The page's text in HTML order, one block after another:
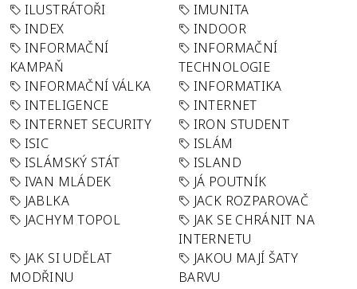
ILUSTRÁTOŘI
IMUNITA
INDEX
INDOOR
INFORMAČNÍ
KAMPAŇ
INFORMAČNÍ
TECHNOLOGIE
INFORMAČNÍ VÁLKA
INFORMATIKA
INTELIGENCE
INTERNET
INTERNET SECURITY
IRON STUDENT
ISIC
ISLÁM
ISLÁMSKÝ STÁT
ISLAND
IVAN MLÁDEK
JÁ POUTNÍK
JABLKA
JACK ROZPAROVAČ
JACHYM TOPOL
JAK SE CHRÁNIT NA
INTERNETU
JAK SI UDĚLAT
MODŘINU
JAKOU MAJÍ ŠATY
BARVU